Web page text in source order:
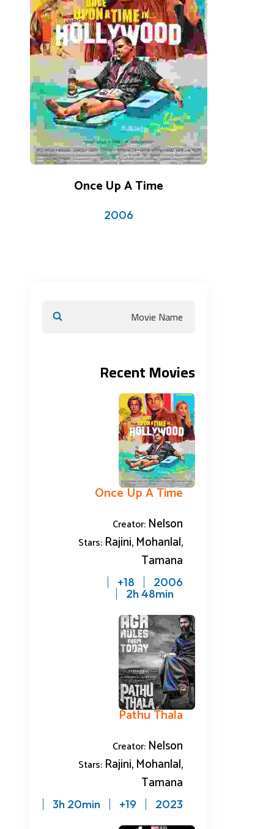
3.5
3 reviews
Once Up A Time
2006
Recent Movies
Once Up A Time
Creator: Nelson
Stars: Rajini, Mohanlal,
Tamana
2006
18+
2h 48min
Pathu Thala
Creator: Nelson
Stars: Rajini, Mohanlal,
Tamana
2023
19+
3h 20min